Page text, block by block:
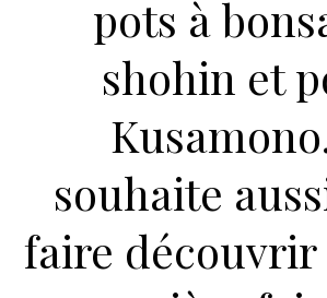
pots à
shohin et
souhaite
faire